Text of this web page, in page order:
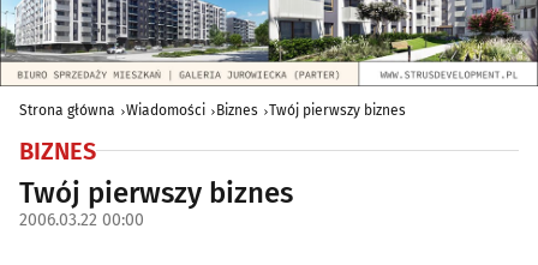
Strona główna Wiadomości Biznes Twój pierwszy biznes
BIZNES
Twój pierwszy biznes
2006.03.22 00:00